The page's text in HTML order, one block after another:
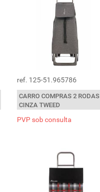
ref. 125-51.965786
CARRO COMPRAS 2 RODAS
CINZA TWEED
PVP sob consulta